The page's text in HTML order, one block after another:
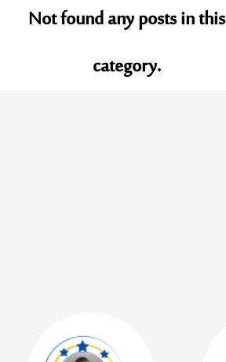
Not found any posts in this
category.